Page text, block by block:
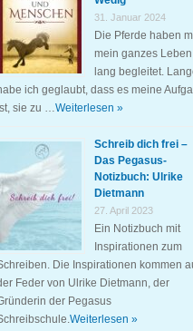
31. Januar 2024
Die Pferde haben
mein ganzes Leben
lang begleitet.
ich geglaubt, dass es meine
sie zu …Weiterlesen »
Schreib dich frei –
Das Pegasus-
Notizbuch: Ulrike
Dietmann
27. April 2023
Ein Notizbuch mit
Inspirationen zum
Die Inspirationen kommen
Feder von Ulrike Dietmann, der
der Pegasus
Weiterlesen »